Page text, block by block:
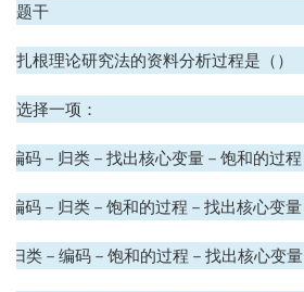
题干
扎根理论研究法的资料分析过程是（）
选择一项：
编码－归类－找出核心变量－饱和的过程
编码－归类－饱和的过程－找出核心变量
归类－编码－饱和的过程－找出核心变量